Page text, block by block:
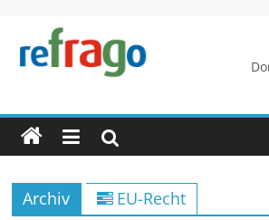
springen
refrago
Rechtsfragen
online
verständlich
erklärt
Archiv EU-Recht